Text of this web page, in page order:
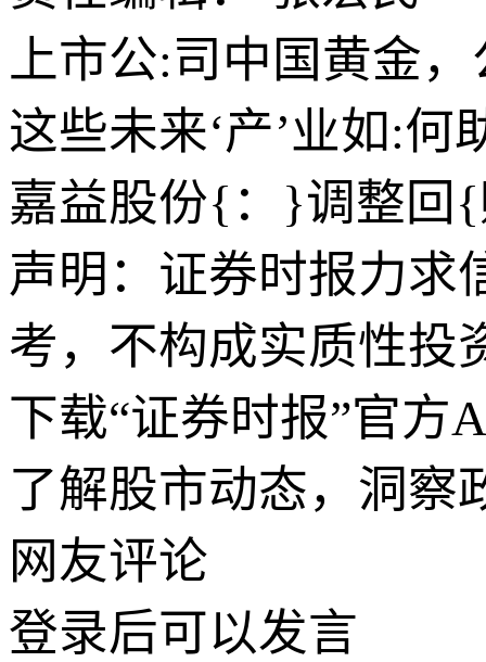
上市公:司中国黄金
这些未来‘产’业如:
嘉益股份{：}调整回
声明：证券时报力求
考，不构成实质性投
下载“证券时报”官方
了解股市动态，洞察
网友评论
登录后可以发言